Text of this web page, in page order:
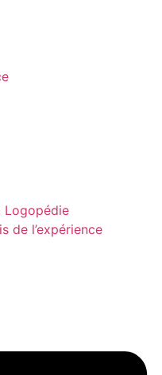
Logopédie
de l’expérience